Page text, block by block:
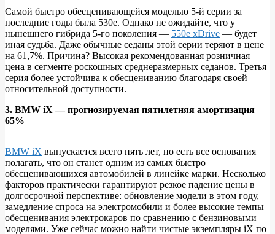
Самой быстро обесценивающейся моделью 5-й серии за
последние годы была 530e. Однако не ожидайте, что у
нынешнего гибрида 5-го поколения — 550e xDrive — будет
иная судьба. Даже обычные седаны этой серии теряют в цене
на 61,7%. Причина? Высокая рекомендованная розничная
цена в сегменте роскошных среднеразмерных седанов. Третья
серия более устойчива к обесцениванию благодаря своей
относительной доступности.
3. BMW iX — прогнозируемая пятилетняя амортизация
65%
BMW iX выпускается всего пять лет, но есть все основания
полагать, что он станет одним из самых быстро
обесценивающихся автомобилей в линейке марки. Несколько
факторов практически гарантируют резкое падение цены в
долгосрочной перспективе: обновление модели в этом году,
замедление спроса на электромобили и более высокие темпы
обесценивания электрокаров по сравнению с бензиновыми
моделями. Уже сейчас можно найти чистые экземпляры iX по